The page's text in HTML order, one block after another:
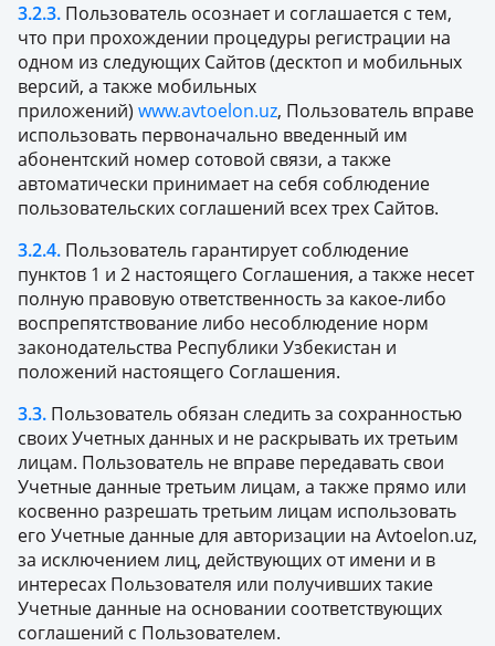
3.2.3. Пользователь осознает и соглашается с тем,
что при прохождении процедуры регистрации на
одном из следующих Сайтов (десктоп и мобильных
версий, а также мобильных
приложений) www.avtoelon.uz, Пользователь вправе
использовать первоначально введенный им
абонентский номер сотовой связи, а также
автоматически принимает на себя соблюдение
пользовательских соглашений всех трех Сайтов.
3.2.4. Пользователь гарантирует соблюдение
пунктов 1 и 2 настоящего Соглашения, а также несет
полную правовую ответственность за какое-либо
воспрепятствование либо несоблюдение норм
законодательства Республики Узбекистан и
положений настоящего Соглашения.
3.3. Пользователь обязан следить за сохранностью
своих Учетных данных и не раскрывать их третьим
лицам. Пользователь не вправе передавать свои
Учетные данные третьим лицам, а также прямо или
косвенно разрешать третьим лицам использовать
его Учетные данные для авторизации на Avtoelon.uz,
за исключением лиц, действующих от имени и в
интересах Пользователя или получивших такие
Учетные данные на основании соответствующих
соглашений с Пользователем.